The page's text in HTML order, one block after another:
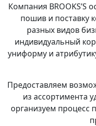
Компания BROOKS’S
пошив и поставку
разных видов
индивидуальный
униформу и
Предоставляем
из ассортимента
организуем процесс